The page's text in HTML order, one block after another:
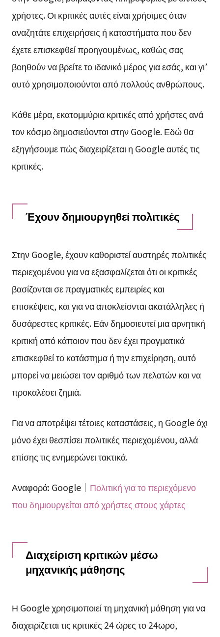
χρήστες. Οι κριτικές αυτές είναι χρήσιμες όταν
αναζητάτε επιχειρήσεις ή καταστήματα που δεν
έχετε επισκεφθεί προηγουμένως, καθώς σας
βοηθούν να βρείτε το ιδανικό μέρος για εσάς, και γι’
αυτό χρησιμοποιούνται από πολλούς ανθρώπους.
Κάθε μέρα, εκατομμύρια κριτικές από χρήστες ανά
τον κόσμο δημοσιεύονται στην Google. Εδώ θα
εξηγήσουμε πώς διαχειρίζεται η Google αυτές τις
κριτικές.
Έχουν δημιουργηθεί πολιτικές
Στην Google, έχουν καθοριστεί αυστηρές πολιτικές
περιεχομένου για να εξασφαλίζεται ότι οι κριτικές
βασίζονται σε πραγματικές εμπειρίες και
επισκέψεις, και για να αποκλείονται ακατάλληλες ή
δυσάρεστες κριτικές. Εάν δημοσιευτεί μια αρνητική
κριτική από κάποιον που δεν έχει πραγματικά
επισκεφθεί το κατάστημα ή την επιχείρηση, αυτό
μπορεί να μειώσει τον αριθμό των πελατών και να
προκαλέσει ζημιά.
Για να αποτρέψει τέτοιες καταστάσεις, η Google όχι
μόνο έχει θεσπίσει πολιτικές περιεχομένου, αλλά
επίσης τις ενημερώνει τακτικά.
Αναφορά: Google｜ Πολιτική για το περιεχόμενο
που δημιουργείται από χρήστες στους χάρτες
Διαχείριση κριτικών μέσω
μηχανικής μάθησης
Η Google χρησιμοποιεί τη μηχανική μάθηση για να
διαχειρίζεται τις κριτικές 24 ώρες το 24ωρο,